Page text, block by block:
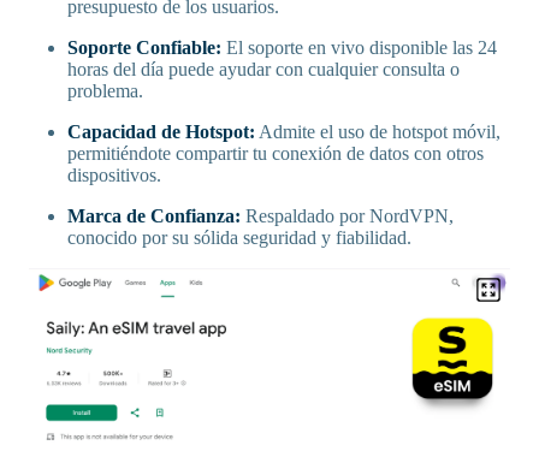
presupuesto de los usuarios.
Soporte Confiable: El soporte en vivo disponible las 24
horas del día puede ayudar con cualquier consulta o
problema.
Capacidad de Hotspot: Admite el uso de hotspot móvil,
permitiéndote compartir tu conexión de datos con otros
dispositivos.
Marca de Confianza: Respaldado por NordVPN,
conocido por su sólida seguridad y fiabilidad.